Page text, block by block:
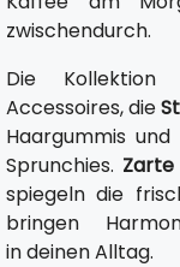
zwischendurch.
Die Kollektion
Accessoires, die
Haargummis
Sprunchies. Zarte
spiegeln die
bringen
in deinen Alltag.